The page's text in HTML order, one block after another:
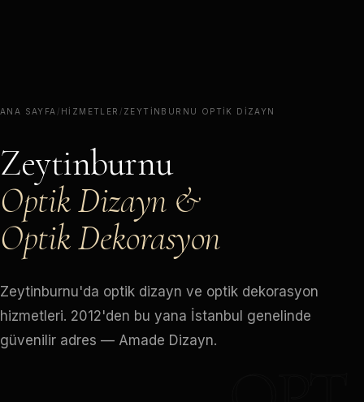
ANA SAYFA / HIZMETLER / ZEYTINBURNU OPTIK DIZAYN
Zeytinburnu
Optik Dizayn &
Optik Dekorasyon
Zeytinburnu'da optik dizayn ve optik dekorasyon
hizmetleri. 2012'den bu yana İstanbul genelinde
güvenilir adres — Amade Dizayn.